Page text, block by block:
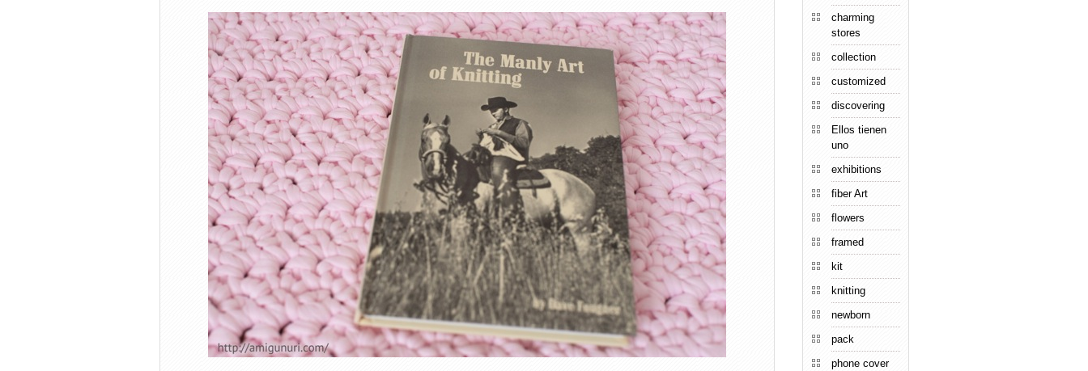
charming
stores
collection
customized
discovering
Ellos tienen
uno
exhibitions
fiber Art
flowers
framed
kit
knitting
newborn
pack
phone cover